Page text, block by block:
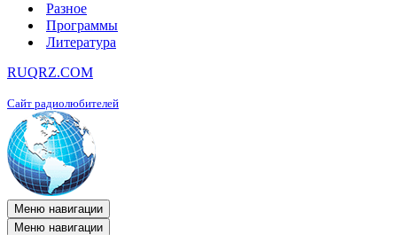
Разное
Программы
Литература
RUQRZ.COM
Сайт радиолюбителей
Меню навигации
Меню навигации